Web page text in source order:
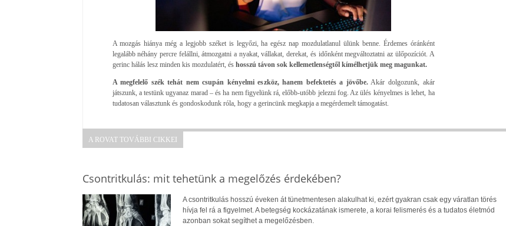
A mozgás hiánya még a legjobb széket is legyőzi, ha egész nap mozdulatlanul ülünk benne. Érdemes óránként
legalább néhány percre felállni, átmozgatni a nyakat, vállakat, derekat, és időnként megváltoztatni az ülőpozíciót. A
gerinc hálás lesz minden kis mozdulatért, és hosszú távon sok kellemetlenségtől kímélhetjük meg magunkat.
A megfelelő szék tehát nem csupán kényelmi eszköz, hanem befektetés a jövőbe.Akár dolgozunk, akár
játszunk, a testünk ugyanaz marad – és ha nem figyelünk rá, előbb-utóbb jelezni fog. Az ülés kényelmes is lehet, ha
tudatosan választunk és gondoskodunk róla, hogy a gerincünk megkapja a megérdemelt támogatást.
A ROVAT TOVÁBBI CIKKEI
Csontritkulás: mit tehetünk a megelőzés érdekében?
A csontritkulás hosszú éveken át tünetmentesen alakulhat ki, ezért gyakran csak egy váratlan törés
hívja fel rá a figyelmet. A betegség kockázatának ismerete, a korai felismerés és a tudatos életmód
azonban sokat segíthet a megelőzésben.